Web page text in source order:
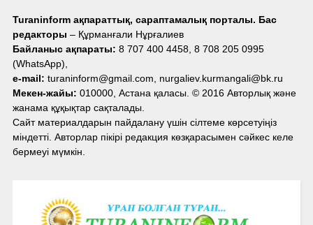
Turaninform ақпараттық, сараптамалық порталы. Бас
редакторы – Құрманғали Нұрғалиев
Байланыс ақпараты: 8 707 400 4458, 8 708 205 0995
(WhatsApp),
e-mail: turaninform@gmail.com, nurgaliev.kurmangali@bk.ru
Мекен-жайы: 010000, Астана қаласы. © 2016 Авторлық және
жанама құқықтар сақталады.
Сайт материалдарын пайдалану үшін сілтеме көрсетуіңіз
міндетті. Авторлар пікірі редакция көзқарасымен сәйкес келе
бермеуі мүмкін.